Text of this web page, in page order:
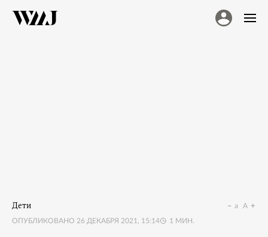
Дети
ОПУБЛИКОВАНО 26 ДЕКАБРЯ 2021, 15:14 1 МИН.
a A